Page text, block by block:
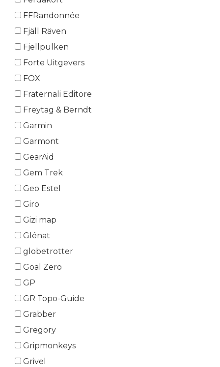
FFRandonnée
Fjäll Räven
Fjellpulken
Forte Uitgevers
FOX
Fraternali Editore
Freytag & Berndt
Garmin
Garmont
GearAid
Gem Trek
Geo Estel
Giro
Gizi map
Glénat
globetrotter
Goal Zero
GP
GR Topo-Guide
Grabber
Gregory
Gripmonkeys
Grivel